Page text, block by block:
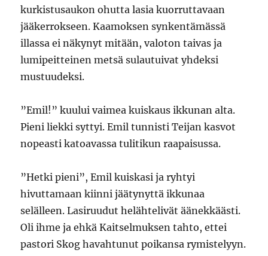
kurkistusaukon ohutta lasia kuorruttavaan
jääkerrokseen. Kaamoksen synkentämässä
illassa ei näkynyt mitään, valoton taivas ja
lumipeitteinen metsä sulautuivat yhdeksi
mustuudeksi.
”Emil!” kuului vaimea kuiskaus ikkunan alta.
Pieni liekki syttyi. Emil tunnisti Teijan kasvot
nopeasti katoavassa tulitikun raapaisussa.
”Hetki pieni”, Emil kuiskasi ja ryhtyi
hivuttamaan kiinni jäätynyttä ikkunaa
selälleen. Lasiruudut helähtelivät äänekkäästi.
Oli ihme ja ehkä Kaitselmuksen tahto, ettei
pastori Skog havahtunut poikansa rymistelyyn.